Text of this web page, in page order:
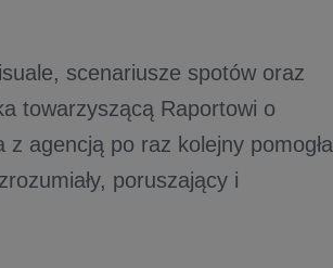
scenariusze spotów oraz
towarzyszącą Raportowi o
agencją po raz kolejny pomogła
poruszający i